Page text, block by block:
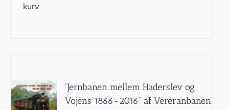
kurv
”Jernbanen mellem Haderslev og
Vojens 1866-2016” af Vereranbanen